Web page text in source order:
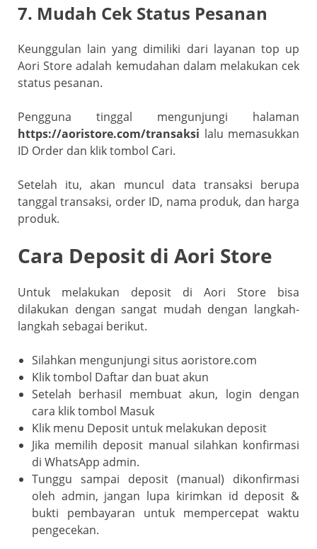
7. Mudah Cek Status Pesanan
Keunggulan lain yang dimiliki dari layanan top up
Aori Store adalah kemudahan dalam melakukan cek
status pesanan.
Pengguna tinggal mengunjungi halaman
https://aoristore.com/transaksi lalu memasukkan
ID Order dan klik tombol Cari.
Setelah itu, akan muncul data transaksi berupa
tanggal transaksi, order ID, nama produk, dan harga
produk.
Cara Deposit di Aori Store
Untuk melakukan deposit di Aori Store bisa
dilakukan dengan sangat mudah dengan langkah-
langkah sebagai berikut.
Silahkan mengunjungi situs aoristore.com
Klik tombol Daftar dan buat akun
Setelah berhasil membuat akun, login dengan
cara klik tombol Masuk
Klik menu Deposit untuk melakukan deposit
Jika memilih deposit manual silahkan konfirmasi
di WhatsApp admin.
Tunggu sampai deposit (manual) dikonfirmasi
oleh admin, jangan lupa kirimkan id deposit &
bukti pembayaran untuk mempercepat waktu
pengecekan.